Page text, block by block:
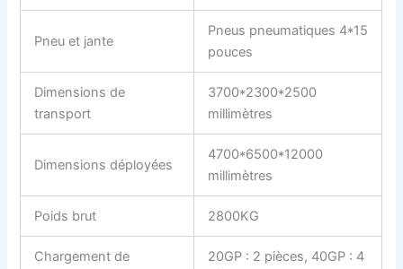
Pneu et jante
Pneus pneumatiques 4*15
pouces
Dimensions de
transport
3700*2300*2500
millimètres
Dimensions déployées
4700*6500*12000
millimètres
Poids brut 2800KG
Chargement de
20GP : 2 pièces, 40GP : 4